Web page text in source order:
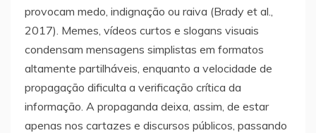
provocam medo, indignação ou raiva (Brady et al.,
2017). Memes, vídeos curtos e slogans visuais
condensam mensagens simplistas em formatos
altamente partilháveis, enquanto a velocidade de
propagação dificulta a verificação crítica da
informação. A propaganda deixa, assim, de estar
apenas nos cartazes e discursos públicos, passando